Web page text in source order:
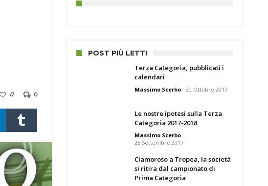
0
0
POST PIÙ LETTI
Terza Categoria, pubblicati i
calendari
Massimo Scerbo 30 Ottobre 2017
Le nostre ipotesi sulla Terza
Categoria 2017-2018
Massimo Scerbo
25 Settembre 2017
Clamoroso a Tropea, la società
si ritira dal campionato di
Prima Categoria